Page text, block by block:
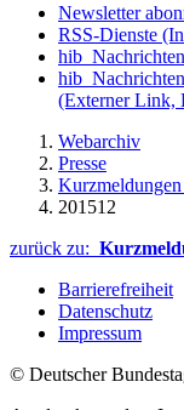
Newsletter
RSS-Dienste
(Externer Link,
Webarchiv
Presse
201512
zurück zu:
Barrierefreiheit
Datenschutz
Impressum
© Deutscher